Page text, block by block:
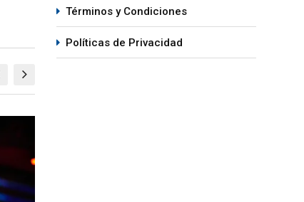
Términos y Condiciones
Políticas de Privacidad